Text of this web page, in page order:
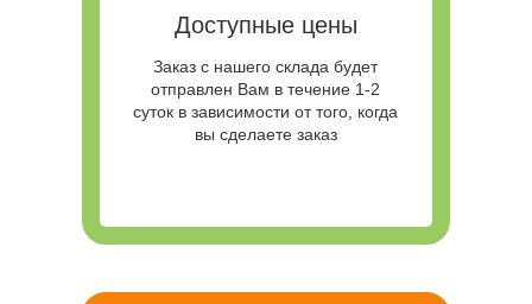
Доступные цены
Заказ с нашего склада будет
отправлен Вам в течение 1-2
суток в зависимости от того, когда
вы сделаете заказ